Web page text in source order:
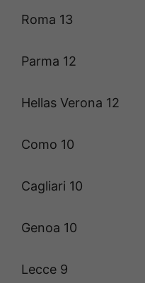
Roma 13
Parma 12
Hellas Verona 12
Como 10
Cagliari 10
Genoa 10
Lecce 9